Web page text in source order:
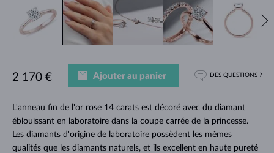
L'anneau fin de l'or rose 14 carats est décoré avec du diamant
éblouissant en laboratoire dans la coupe carrée de la princesse.
Les diamants d'origine de laboratoire possèdent les mêmes
qualités que les diamants naturels, et ils excellent en haute pureté
2 170 € Ajouter au panier DES QUESTIONS ?